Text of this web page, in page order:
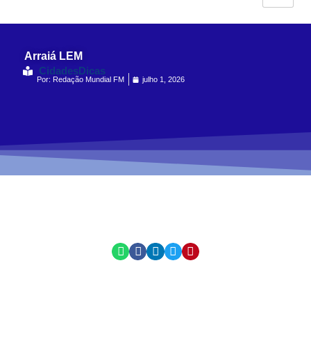
Arraiá LEM
CidadesDicas
Por: Redação Mundial FM julho 1, 2026